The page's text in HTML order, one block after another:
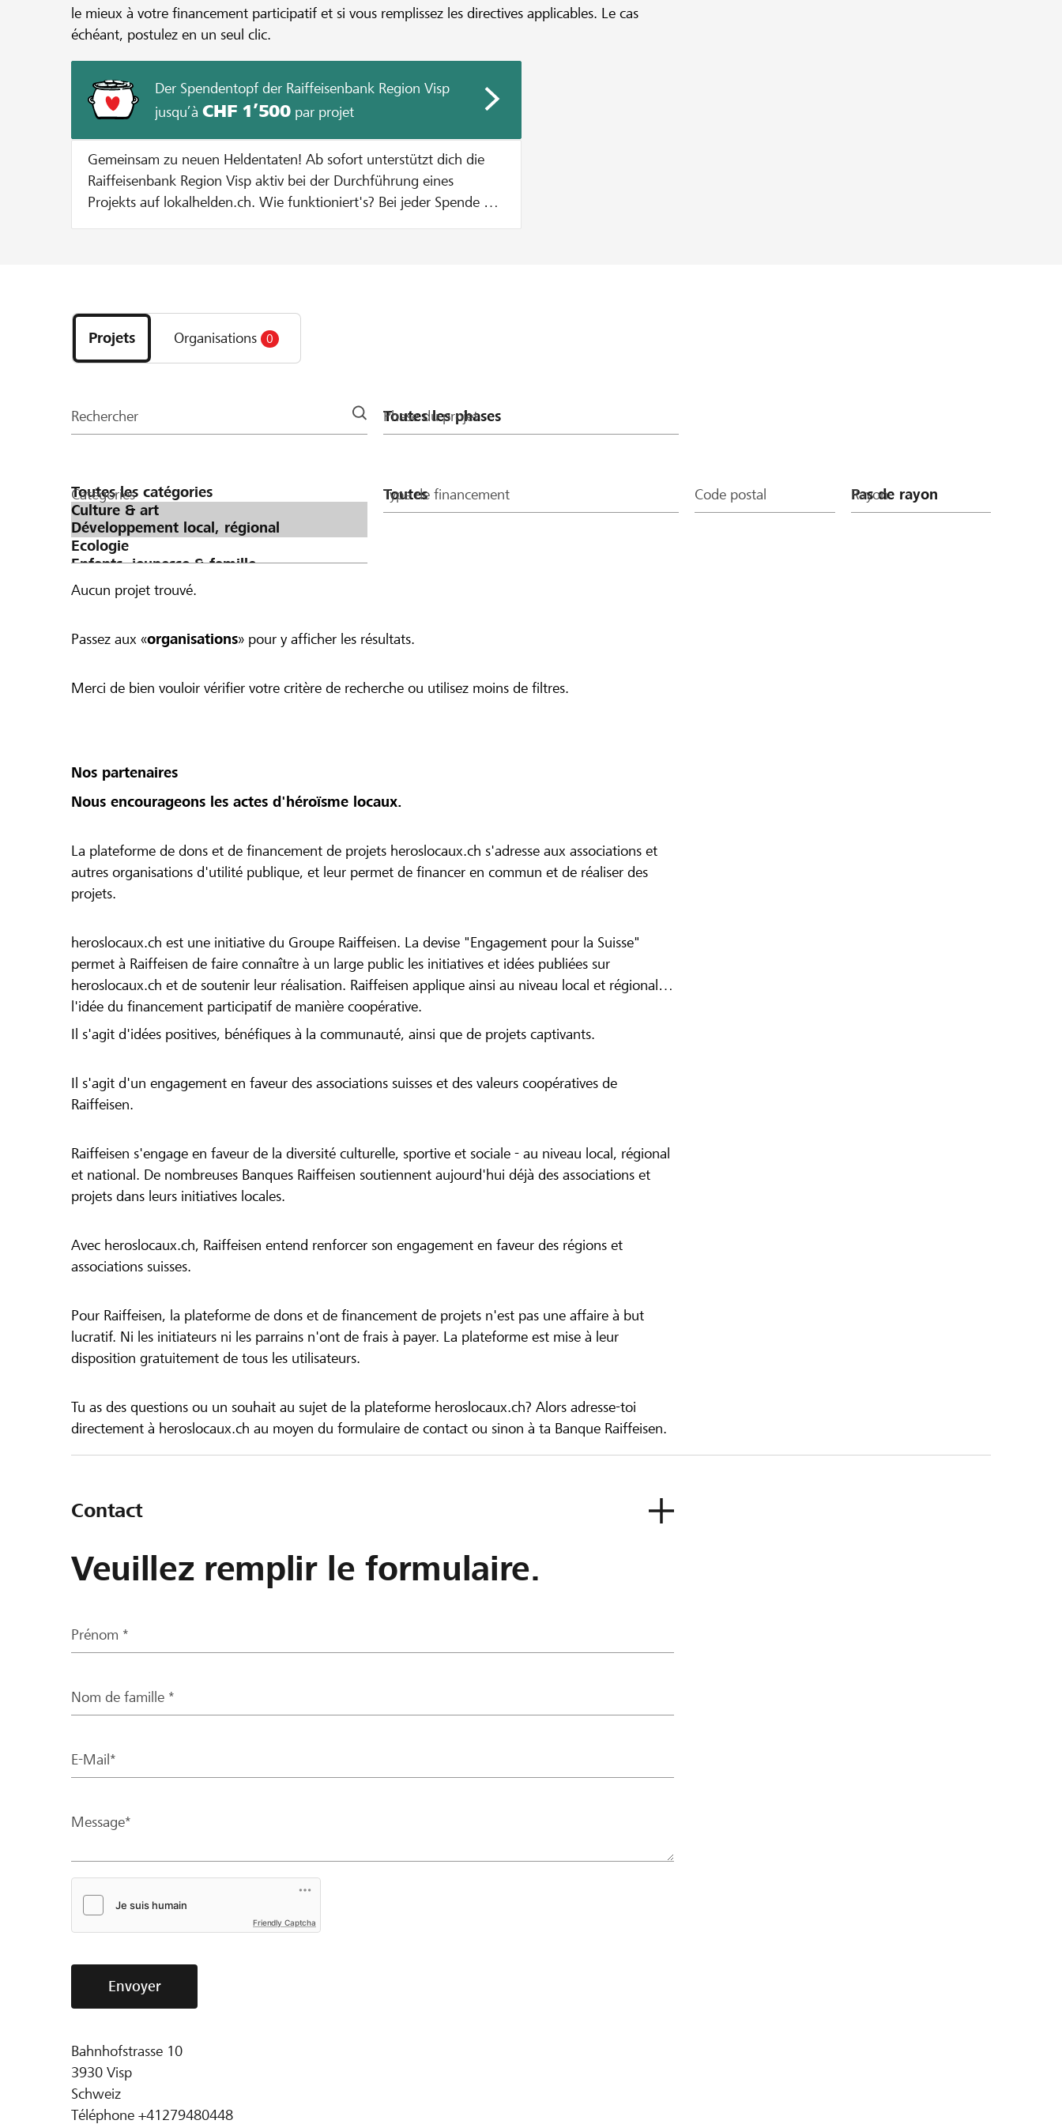
le mieux à votre financement participatif et si vous remplissez les directives applicables. Le cas
échéant, postulez en un seul clic.
Der Spendentopf der Raiffeisenbank Region Visp
jusqu’à CHF 1’500par projet
Gemeinsam zu neuen Heldentaten! Ab sofort unterstützt dich die
Raiffeisenbank Region Visp aktiv bei der Durchführung eines
Projekts auf lokalhelden.ch. Wie funktioniert's? Bei jeder Spende zu
verdoppeln wir den Betrag auf CHF 200. Bei einer Spende von CHF
400 werden pauschal CHF 100 dazugegeben, was einen Betrag von
les
projets
et
la
Projets Organisations 0
Rechercher Phase du projet
Catégories Type de financement Code postal Rayon
Aucun projet trouvé.
Passez aux «organisations» pour y afficher les résultats.
Merci de bien vouloir vérifier votre critère de recherche ou utilisez moins de filtres.
Nos partenaires
Nous encourageons les actes d'héroïsme locaux.
La plateforme de dons et de financement de projets heroslocaux.ch s'adresse aux associations et
autres organisations d'utilité publique, et leur permet de financer en commun et de réaliser des
projets.
heroslocaux.ch est une initiative du Groupe Raiffeisen. La devise "Engagement pour la Suisse"
permet à Raiffeisen de faire connaître à un large public les initiatives et idées publiées sur
heroslocaux.ch et de soutenir leur réalisation. Raiffeisen applique ainsi au niveau local et régional
l'idée du financement participatif de manière coopérative.
Il s'agit d'idées positives, bénéfiques à la communauté, ainsi que de projets captivants.
Il s'agit d'un engagement en faveur des associations suisses et des valeurs coopératives de
Raiffeisen.
Raiffeisen s'engage en faveur de la diversité culturelle, sportive et sociale - au niveau local, régional
et national. De nombreuses Banques Raiffeisen soutiennent aujourd'hui déjà des associations et
projets dans leurs initiatives locales.
Avec heroslocaux.ch, Raiffeisen entend renforcer son engagement en faveur des régions et
associations suisses.
Pour Raiffeisen, la plateforme de dons et de financement de projets n'est pas une affaire à but
lucratif. Ni les initiateurs ni les parrains n'ont de frais à payer. La plateforme est mise à leur
disposition gratuitement de tous les utilisateurs.
Tu as des questions ou un souhait au sujet de la plateforme heroslocaux.ch? Alors adresse-toi
directement à heroslocaux.ch au moyen du formulaire de contact ou sinon à ta Banque Raiffeisen.
Contact
Veuillez remplir le formulaire.
Prénom *
Nom de famille *
E-Mail*
Message*
Friendly Captcha
Envoyer
Bahnhofstrasse 10
3930 Visp
Schweiz
Téléphone +41279480448